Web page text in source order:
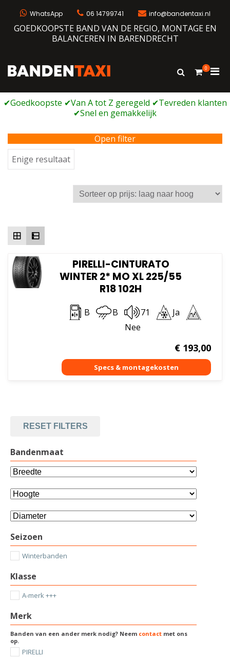
WhatsApp 06 14799741 info@bandentaxi.nl
GOEDKOOPSTE BAND VAN DE REGIO, MONTAGE EN
BALANCEREN IN BARENDRECHT
Bandengarage met eigen webshop
Toon
0
voor
Open filter
Enige resultaat
PIRELLI-CINTURATO
WINTER 2* MO XL 225/55
R18 102H
B B 71
Ja
Nee
€193,00
RESET FILTERS
Bandenmaat
Seizoen
Winterbanden
Klasse
A-merk +++
Merk
Banden van een ander merk nodig? Neem contact met ons
op.
PIRELLI